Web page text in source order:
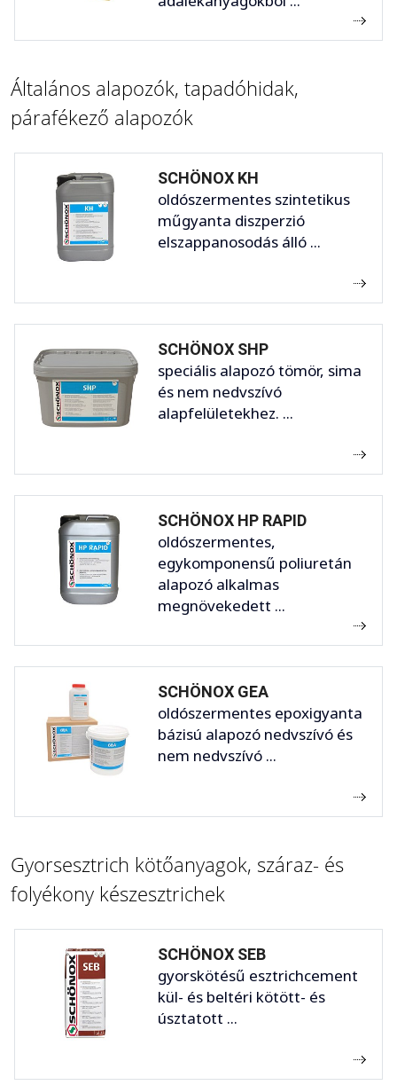
Általános alapozók, tapadóhidak,
párafékező alapozók
SCHÖNOX KH
oldószermentes szintetikus
műgyanta diszperzió
elszappanosodás álló ...
SCHÖNOX SHP
speciális alapozó tömör, sima
és nem nedvszívó
alapfelületekhez. ...
SCHÖNOX HP RAPID
oldószermentes,
egykomponensű poliuretán
alapozó alkalmas
megnövekedett ...
SCHÖNOX GEA
oldószermentes epoxigyanta
bázisú alapozó nedvszívó és
nem nedvszívó ...
Gyorsesztrich kötőanyagok, száraz- és
folyékony készesztrichek
SCHÖNOX SEB
gyorskötésű esztrichcement
kül- és beltéri kötött- és
úsztatott ...